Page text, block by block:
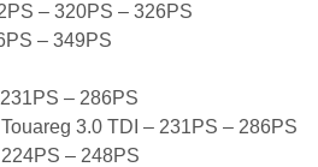
– 320PS – 326PS
– 349PS
– 286PS
3.0 TDI – 231PS – 286PS
– 248PS